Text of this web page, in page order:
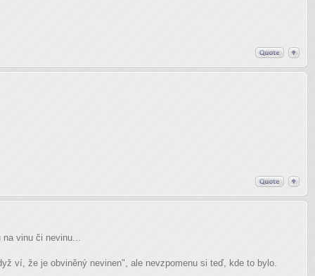
vinu či nevinu...
ví, že je obviněný nevinen", ale nevzpomenu si teď, kde to bylo.